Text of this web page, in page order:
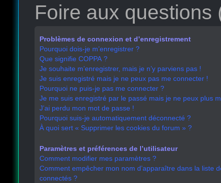
Foire aux
Problèmes de connexion et d’enregistrement
Pourquoi dois-je m’enregistrer ?
Que signifie COPPA ?
Je souhaite m’enregistrer, mais je n’y parviens pas !
Je suis enregistré mais je ne peux pas me connecter !
Pourquoi ne puis-je pas me connecter ?
Je me suis enregistré par le passé mais je ne peux plus
J’ai perdu mon mot de passe !
Pourquoi suis-je automatiquement déconnecté ?
À quoi sert « Supprimer les cookies du forum » ?
Paramètres et préférences de l’utilisateur
Comment modifier mes paramètres ?
Comment empêcher mon nom d’apparaître dans la liste
connectés ?